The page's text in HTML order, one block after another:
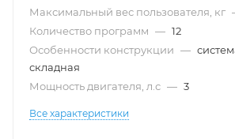
Максимальный вес пользователя, кг
Количество программ — 12
Особенности конструкции —
складная
Мощность двигателя, л.с — 3
Все характеристики